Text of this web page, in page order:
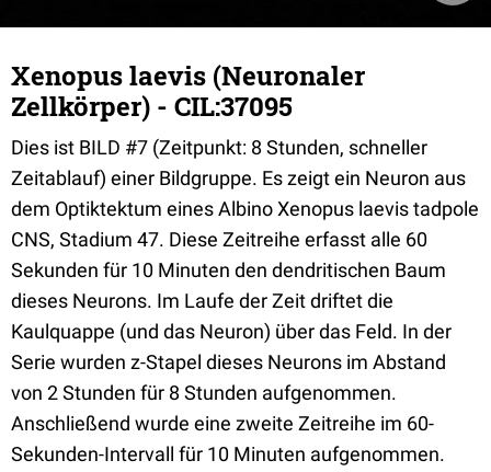
Xenopus laevis (Neuronaler
Zellkörper) - CIL:37095
Dies ist BILD #7 (Zeitpunkt: 8 Stunden, schneller
Zeitablauf) einer Bildgruppe. Es zeigt ein Neuron aus
dem Optiktektum eines Albino Xenopus laevis tadpole
CNS, Stadium 47. Diese Zeitreihe erfasst alle 60
Sekunden für 10 Minuten den dendritischen Baum
dieses Neurons. Im Laufe der Zeit driftet die
Kaulquappe (und das Neuron) über das Feld. In der
Serie wurden z-Stapel dieses Neurons im Abstand
von 2 Stunden für 8 Stunden aufgenommen.
Anschließend wurde eine zweite Zeitreihe im 60-
Sekunden-Intervall für 10 Minuten aufgenommen.